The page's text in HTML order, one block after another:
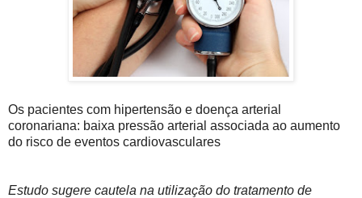
Os pacientes com hipertensão e doença arterial
coronariana: baixa pressão arterial associada ao aumento
do risco de eventos cardiovasculares
Estudo sugere cautela na utilização do tratamento de